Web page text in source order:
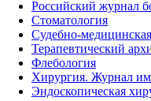
Российский журнал
Стоматология
Судебно-
Терапевтический
Флебология
Хирургия. Журнал
Эндоскопическая